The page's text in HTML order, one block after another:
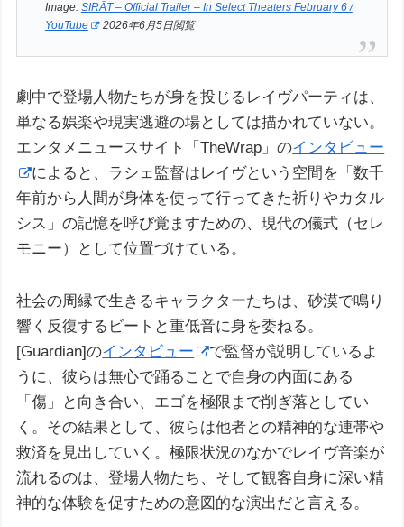
Image: SIRĀT – Official Trailer – In Select Theaters February 6 /
YouTube
2026年6月5日閲覧
劇中で登場人物たちが身を投じるレイヴパーティは、
単なる娯楽や現実逃避の場としては描かれていない。
エンタメニュースサイト「TheWrap」のインタビュー
によると、ラシェ監督はレイヴという空間を「数千
年前から人間が身体を使って行ってきた祈りやカタル
シス」の記憶を呼び覚ますための、現代の儀式（セレ
モニー）として位置づけている。
社会の周縁で生きるキャラクターたちは、砂漠で鳴り
響く反復するビートと重低音に身を委ねる。
[Guardian]のインタビュー
で監督が説明しているよ
うに、彼らは無心で踊ることで自身の内面にある
「傷」と向き合い、エゴを極限まで削ぎ落としてい
く。その結果として、彼らは他者との精神的な連帯や
救済を見出していく。極限状況のなかでレイヴ音楽が
流れるのは、登場人物たち、そして観客自身に深い精
神的な体験を促すための意図的な演出だと言える。